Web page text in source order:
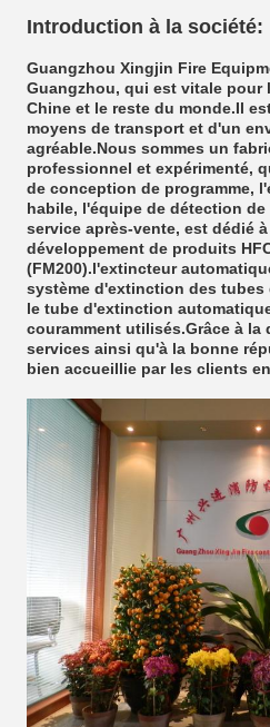
Introduction à la société:
Guangzhou Xingjin Fire
Guangzhou, qui est vitale pour
Chine et le reste du monde.Il
moyens de transport et d'un
agréable.Nous sommes un
professionnel et expérimenté,
de conception de programme,
habile, l'équipe de détection
service après-vente, est dédié
développement de produits
(FM200).l'extincteur
système d'extinction des
le tube d'extinction
couramment utilisés.Grâce à
services ainsi qu'à la bonne
bien accueillie par les clients